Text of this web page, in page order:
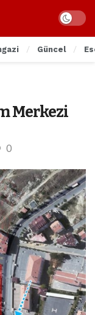
Güncel
Merkezi
0